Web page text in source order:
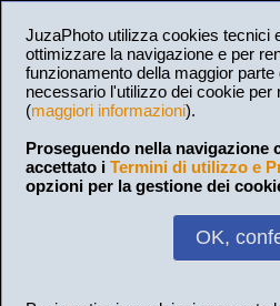
JuzaPhoto utilizza cookies tecnici
ottimizzare la navigazione e per
funzionamento della maggior
necessario l'utilizzo dei cookie per
(maggiori informazioni).
Proseguendo nella navigazione
accettato i Termini di utilizzo e
opzioni per la gestione dei
OK,